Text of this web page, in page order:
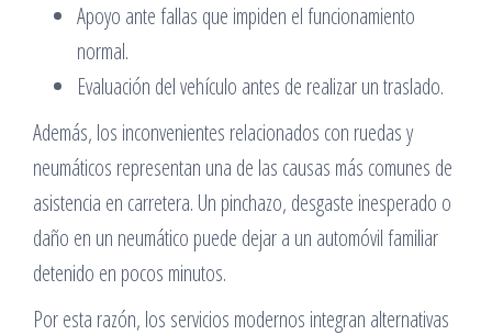
Apoyo ante fallas que impiden el funcionamiento
normal.
Evaluación del vehículo antes de realizar un traslado.
Además, los inconvenientes relacionados con ruedas y
neumáticos representan una de las causas más comunes de
asistencia en carretera. Un pinchazo, desgaste inesperado o
daño en un neumático puede dejar a un automóvil familiar
detenido en pocos minutos.
Por esta razón, los servicios modernos integran alternativas